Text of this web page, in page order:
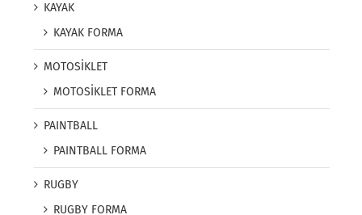
KAYAK
KAYAK FORMA
MOTOSİKLET
MOTOSİKLET FORMA
PAINTBALL
PAINTBALL FORMA
RUGBY
RUGBY FORMA